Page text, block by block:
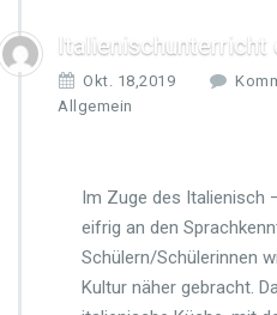
Italienischunterricht
Okt. 18,2019
Allgemein
Im Zuge des Italienisch
eifrig an den
Schülern/Schülerinnen
Kultur näher gebracht.